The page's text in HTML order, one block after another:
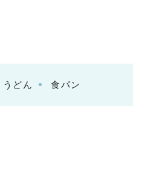
うどん 食パン